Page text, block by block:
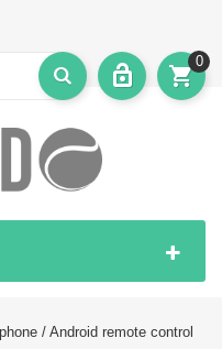
0
/ Android remote control